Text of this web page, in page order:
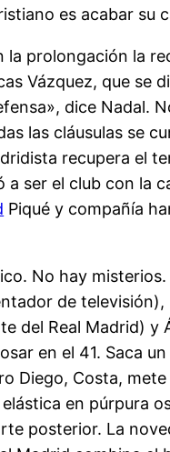
es acabar su
prolongación la
Vázquez, que se
dice Nadal.
las cláusulas se
recupera el
ser el club con la
Piqué y compañía
No hay
de televisión),
del Real Madrid) y
en el 41. Saca
Diego, Costa, mete
en púrpura
posterior. La